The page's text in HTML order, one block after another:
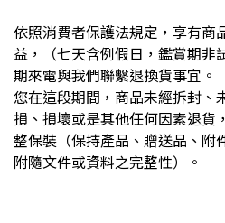
依照消費者保護法規定，享有商
益，
（七天含例假日，鑑賞期非
期來電與我們聯繫退換貨事宜。
您在這段期間，商品未經拆封、
損、損壞或是其他任何因素退貨
整保裝（保持產品、贈送品、附
附隨文件或資料之完整性）。